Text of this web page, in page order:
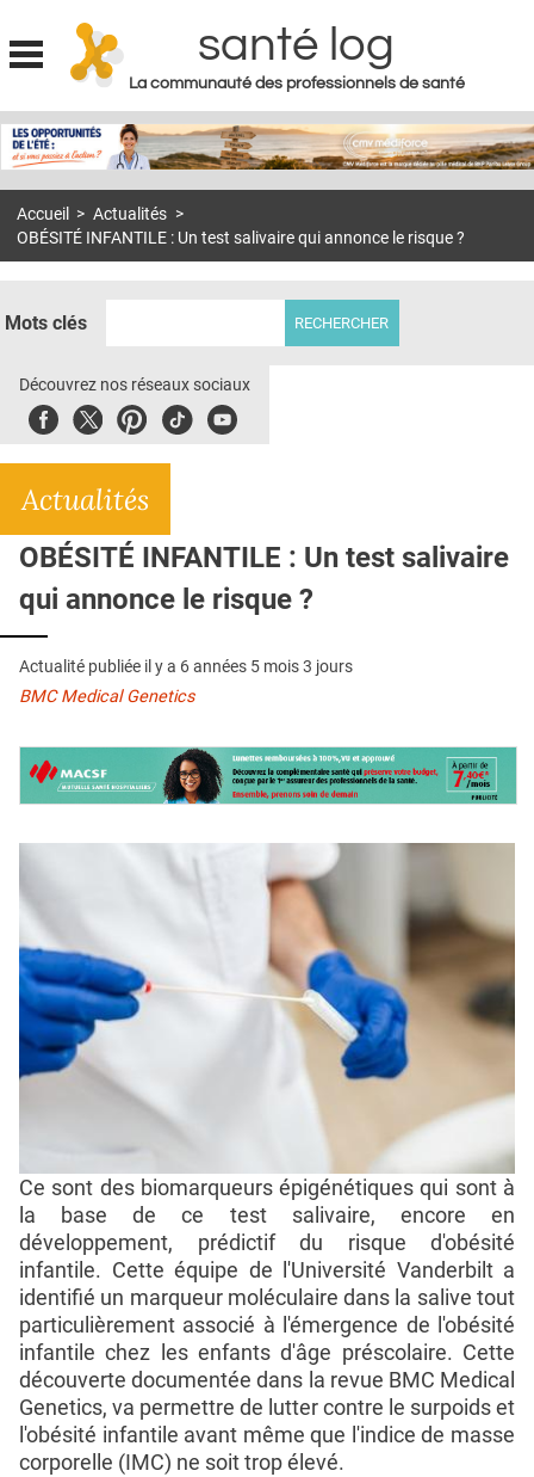
Jump to navigation
santé log
La communauté des professionnels de santé
MON COMPTE
S'ABONNER À LA REVUE SOIN À DOMICILE
DOSSIERS
E-REVUE SAD
L'APP
QUI SOMMES-NOUS ?
PUBLICITÉ
CONDITIONS GÉNÉRALES
CONTACT
Accueil > Actualités >
OBÉSITÉ INFANTILE : Un test salivaire qui annonce le risque ?
Mots clés
Découvrez nos réseaux sociaux
FacebookTwitterPinterest
TiktokYoubute
Actualités
OBÉSITÉ INFANTILE : Un test salivaire
qui annonce le risque ?
Actualité publiée il y a 6 années 5 mois 3 jours
BMC Medical Genetics
Ce sont des biomarqueurs épigénétiques qui sont à
la base de ce test salivaire, encore en
développement, prédictif du risque d'obésité
infantile. Cette équipe de l'Université Vanderbilt a
identifié un marqueur moléculaire dans la salive tout
particulièrement associé à l'émergence de l'obésité
infantile chez les enfants d'âge préscolaire. Cette
découverte documentée dans la revue BMC Medical
Genetics, va permettre de lutter contre le surpoids et
l'obésité infantile avant même que l'indice de masse
corporelle (IMC) ne soit trop élevé.